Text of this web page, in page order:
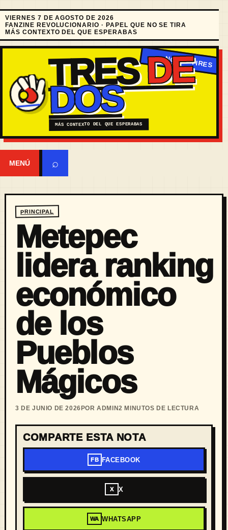
VIERNES 7 DE AGOSTO DE 2026
FANZINE REVOLUCIONARIO · PAPEL QUE NO SE TIRA
MÁS CONTEXTO DEL QUE ESPERABAS
TRESDE
DOS
MÁS CONTEXTO DEL QUE ESPERABAS
MENÚ ⌕
PRINCIPAL
Metepec
lidera ranking
económico
de los
Pueblos
Mágicos
3 DE JUNIO DE 2026 POR ADMIN2 MINUTOS DE LECTURA
COMPARTE ESTA NOTA
FB FACEBOOK
X X
WA WHATSAPP